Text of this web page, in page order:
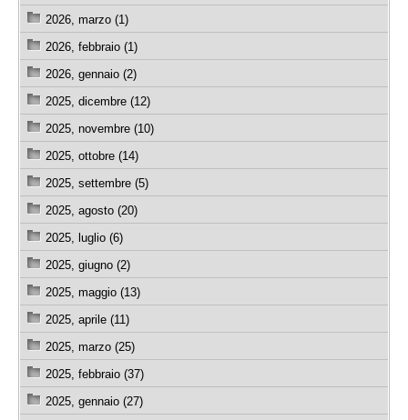
2026, marzo (1)
2026, febbraio (1)
2026, gennaio (2)
2025, dicembre (12)
2025, novembre (10)
2025, ottobre (14)
2025, settembre (5)
2025, agosto (20)
2025, luglio (6)
2025, giugno (2)
2025, maggio (13)
2025, aprile (11)
2025, marzo (25)
2025, febbraio (37)
2025, gennaio (27)